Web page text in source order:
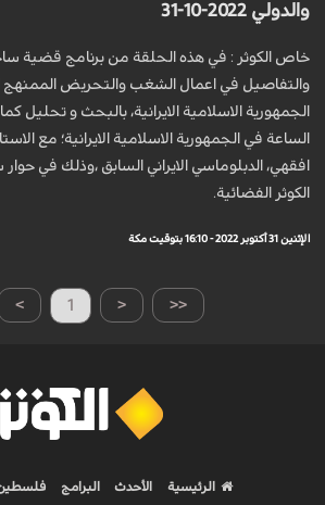
والدولي 2022-10-31
خاص الكوثر : في هذه الحلقة من برنامج قضية
والتفاصيل في اعمال الشغب والتحريض الممنهج
الجمهورية الاسلامية الايرانية، بالبحث و تحليل
الساعة في الجمهورية الاسلامية الايرانية؛ مع
افقهي، الدبلوماسي الايراني السابق ،وذلك في
الكوثر الفضائية.
الإثنين 31 أكتوبر 2022 - 16:10 بتوقيت مكة
> 1 < <<
الرئيسية الأحدث البرامج